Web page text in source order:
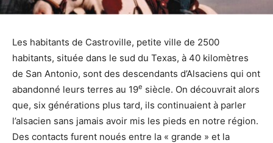
Les habitants de Castroville, petite ville de 2500
habitants, située dans le sud du Texas, à 40 kilomètres
de San Antonio, sont des descendants d’Alsaciens qui ont
abandonné leurs terres au 19e siècle. On découvrait alors
que, six générations plus tard, ils continuaient à parler
l’alsacien sans jamais avoir mis les pieds en notre région.
Des contacts furent noués entre la « grande » et la